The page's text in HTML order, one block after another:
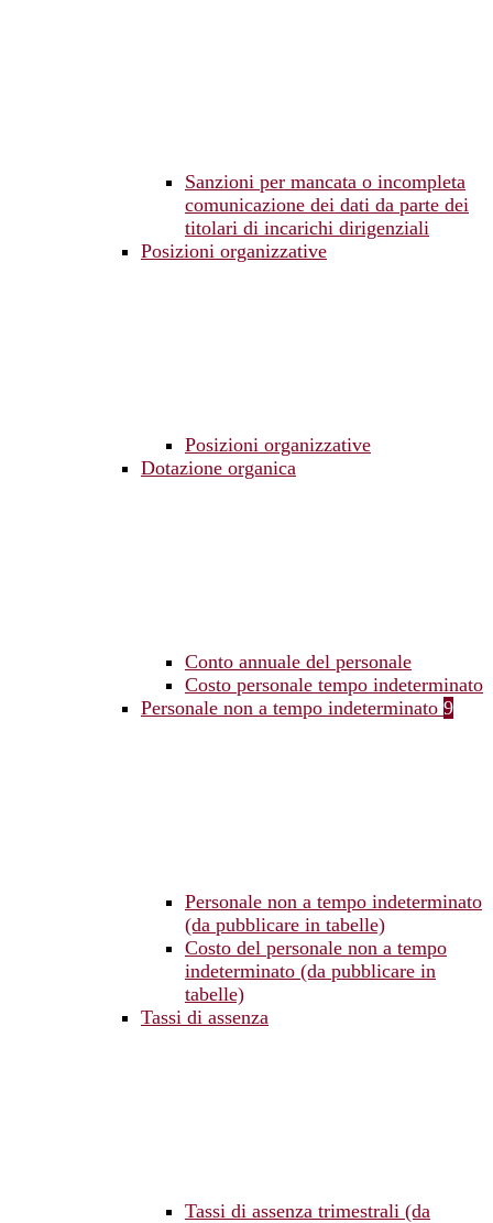
Sanzioni per mancata o incompleta
comunicazione dei dati da parte dei
titolari di incarichi dirigenziali
Posizioni organizzative
Posizioni organizzative
Dotazione organica
Conto annuale del personale
Costo personale tempo indeterminato
Personale non a tempo indeterminato 9
Personale non a tempo indeterminato
(da pubblicare in tabelle)
Costo del personale non a tempo
indeterminato (da pubblicare in
tabelle)
Tassi di assenza
Tassi di assenza trimestrali (da